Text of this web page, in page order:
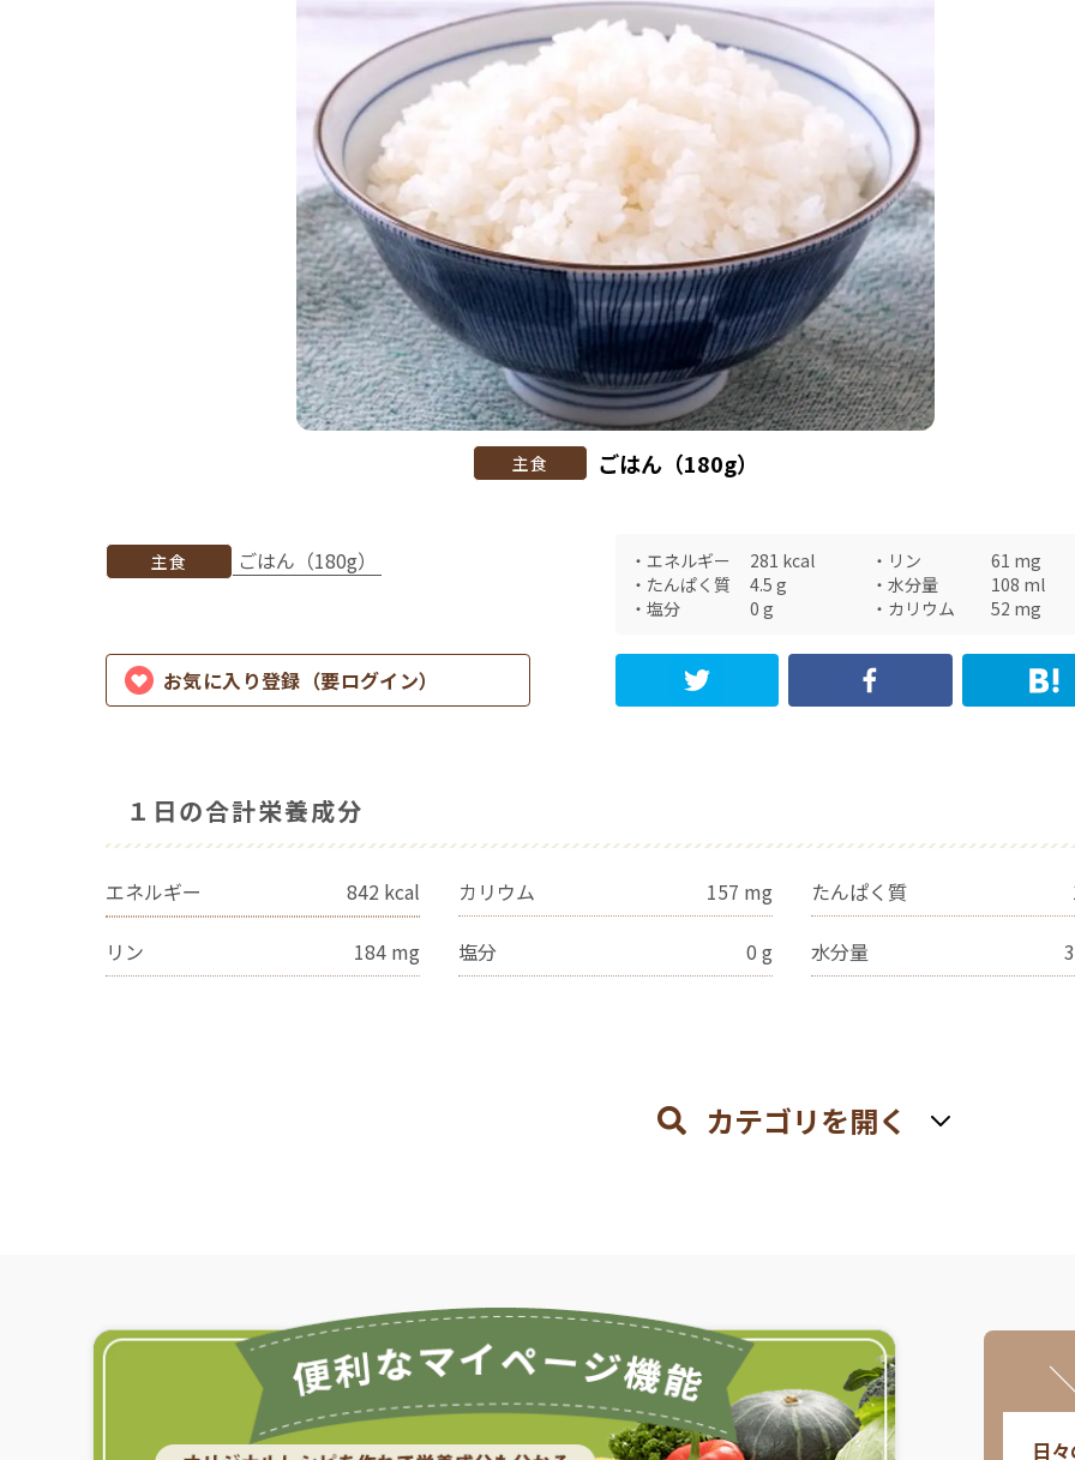
主食 ごはん（180g）
主食 ごはん（180g） ・ エネルギー 281 kcal ・ リン 61 mg
・ たんぱく質 4.5 g ・ 水分量 108 ml
・ 塩分 0 g ・ カリウム 52 mg
お気に入り登録（要ログイン）
１日の合計栄養成分
エネルギー 842 kcal カリウム 157 mg たんぱく質
リン 184 mg 塩分 0 g 水分量
カテゴリを開く
日